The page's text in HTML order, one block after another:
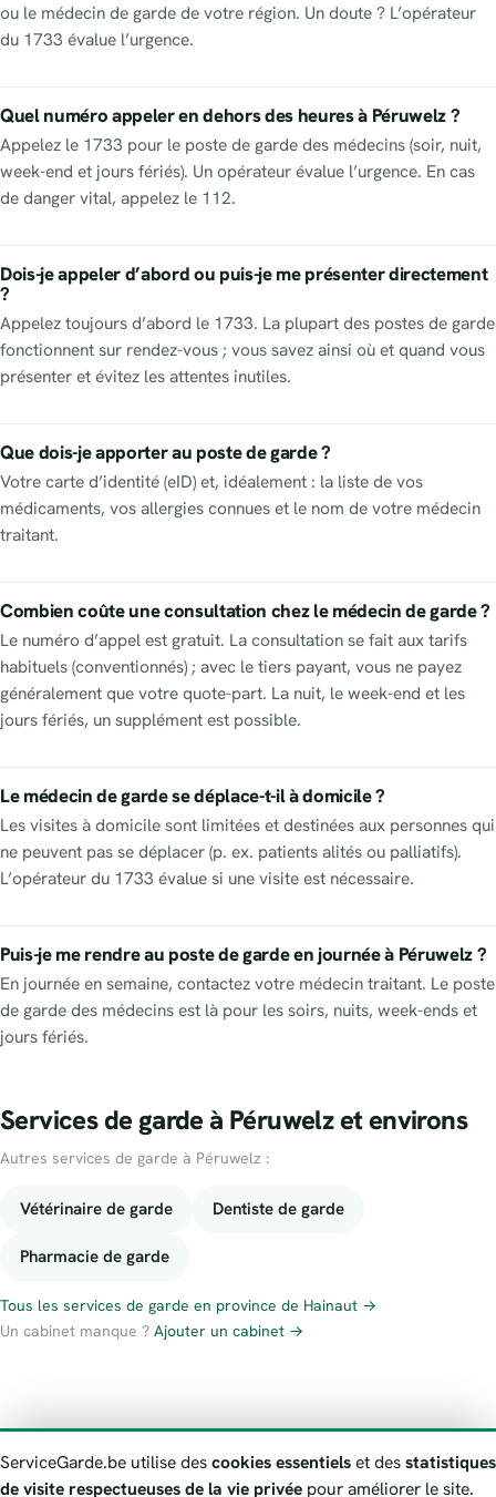
ou le médecin de garde de votre région. Un doute ? L’opérateur
du 1733 évalue l’urgence.
Quel numéro appeler en dehors des heures à Péruwelz ?
Appelez le 1733 pour le poste de garde des médecins (soir, nuit,
week-end et jours fériés). Un opérateur évalue l’urgence. En cas
de danger vital, appelez le 112.
Dois-je appeler d’abord ou puis-je me présenter directement
?
Appelez toujours d’abord le 1733. La plupart des postes de garde
fonctionnent sur rendez-vous ; vous savez ainsi où et quand vous
présenter et évitez les attentes inutiles.
Que dois-je apporter au poste de garde ?
Votre carte d’identité (eID) et, idéalement : la liste de vos
médicaments, vos allergies connues et le nom de votre médecin
traitant.
Combien coûte une consultation chez le médecin de garde ?
Le numéro d’appel est gratuit. La consultation se fait aux tarifs
habituels (conventionnés) ; avec le tiers payant, vous ne payez
généralement que votre quote-part. La nuit, le week-end et les
jours fériés, un supplément est possible.
Le médecin de garde se déplace-t-il à domicile ?
Les visites à domicile sont limitées et destinées aux personnes qui
ne peuvent pas se déplacer (p. ex. patients alités ou palliatifs).
L’opérateur du 1733 évalue si une visite est nécessaire.
Puis-je me rendre au poste de garde en journée à Péruwelz ?
En journée en semaine, contactez votre médecin traitant. Le poste
de garde des médecins est là pour les soirs, nuits, week-ends et
jours fériés.
Services de garde à Péruwelz et environs
Autres services de garde à Péruwelz :
Vétérinaire de garde Dentiste de garde
Pharmacie de garde
Tous les services de garde en province de Hainaut →
Un cabinet manque ? Ajouter un cabinet →
AvertissementSignaler une information erronée
ServiceGarde.be utilise descookies essentielset desstatistiques
de visite respectueuses de la vie privée pour améliorer le site.